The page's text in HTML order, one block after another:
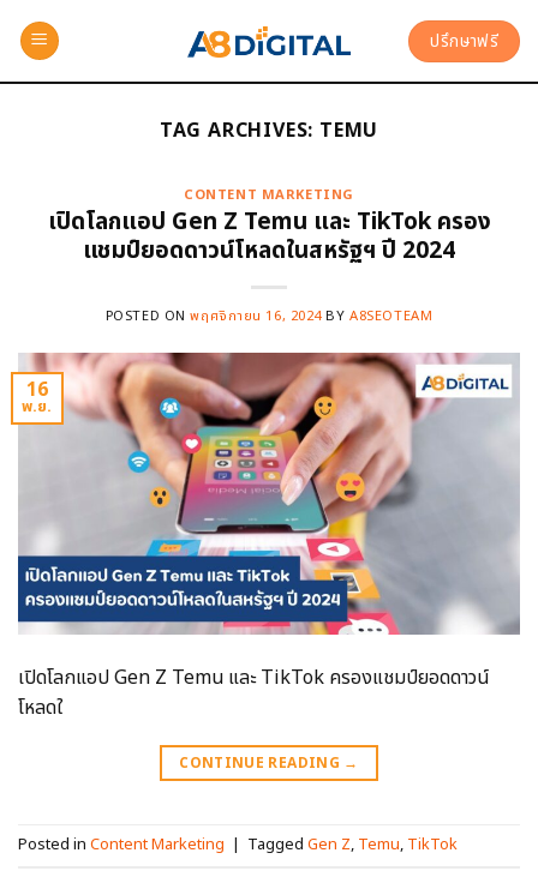
ปรึกษาฟรี
TAG ARCHIVES: TEMU
CONTENT MARKETING
เปิดโลกแอป Gen Z Temu และ TikTok ครอง
แชมป์ยอดดาวน์โหลดในสหรัฐฯ ปี 2024
POSTED ONพฤศจิกายน 16, 2024 BYA8SEOTEAM
16
พ.ย.
เปิดโลกแอป Gen Z Temu และ TikTok ครองแชมป์ยอดดาวน์
โหลดใ
CONTINUE READING →
Posted in Content Marketing | Tagged Gen Z, Temu, TikTok